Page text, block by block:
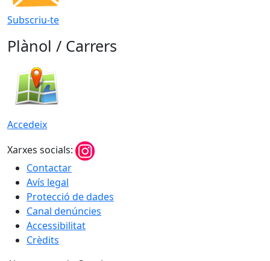
Subscriu-te
Plànol / Carrers
Accedeix
Xarxes socials:
Contactar
Avís legal
Protecció de dades
Canal denúncies
Accessibilitat
Crèdits